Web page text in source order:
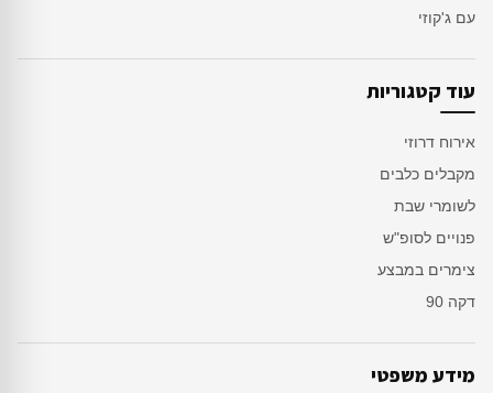
עם ג'קוזי
עוד קטגוריות
אירוח דרוזי
מקבלים כלבים
לשומרי שבת
פנויים לסופ"ש
צימרים במבצע
דקה 90
מידע משפטי